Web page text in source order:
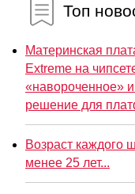
Топ
Материнская
Extreme на
«навороченное»
решение для
Возраст каждого
менее 25 лет...